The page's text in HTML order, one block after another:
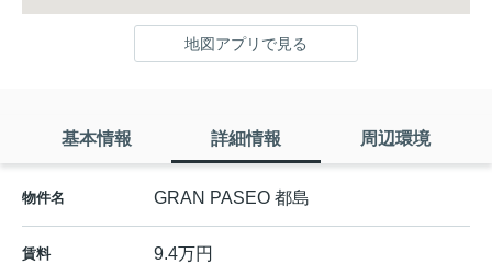
地図アプリで見る
基本情報 詳細情報 周辺環境
物件名 GRAN PASEO 都島
賃料 9.4万円